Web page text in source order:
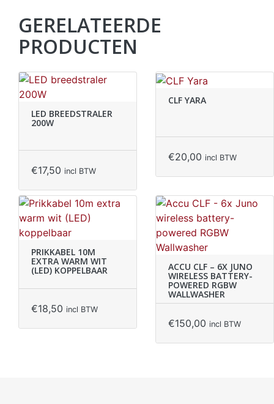
GERELATEERDE
PRODUCTEN
LED BREEDSTRALER
200W
€17,50 incl BTW
CLF YARA
€20,00 incl BTW
PRIKKABEL 10M
EXTRA WARM WIT
(LED) KOPPELBAAR
€18,50 incl BTW
ACCU CLF – 6X JUNO
WIRELESS BATTERY-
POWERED RGBW
WALLWASHER
€150,00 incl BTW